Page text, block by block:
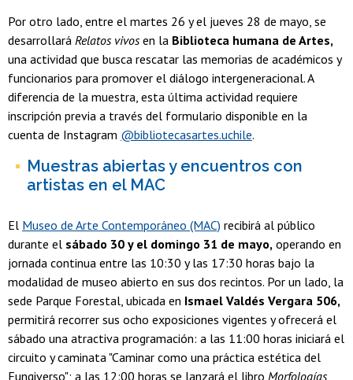
Por otro lado, entre el martes 26 y el jueves 28 de mayo, se
desarrollará Relatos vivosen la Biblioteca humana de Artes,
una actividad que busca rescatar las memorias de académicos y
funcionarios para promover el diálogo intergeneracional. A
diferencia de la muestra, esta última actividad requiere
inscripción previa a través del formulario disponible en la
cuenta de Instagram @bibliotecasartes.uchile.
Muestras abiertas y encuentros con
artistas en el MAC
El Museo de Arte Contemporáneo (MAC) recibirá al público
durante el sábado 30 y el domingo 31 de mayo, operando en
jornada continua entre las 10:30 y las 17:30 horas bajo la
modalidad de museo abierto en sus dos recintos. Por un lado, la
sede Parque Forestal, ubicada en Ismael Valdés Vergara 506,
permitirá recorrer sus ocho exposiciones vigentes y ofrecerá el
sábado una atractiva programación: a las 11:00 horas iniciará el
circuito y caminata "Caminar como una práctica estética del
Fungiverso"; a las 12:00 horas se lanzará el libro Morfologías